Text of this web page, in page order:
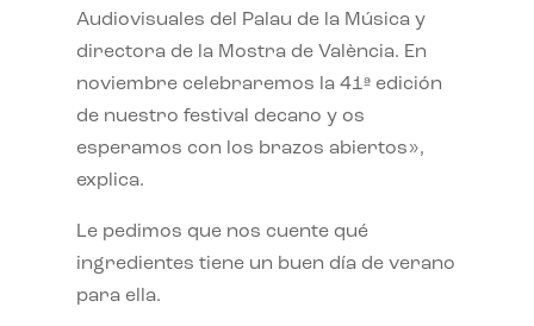
Audiovisuales del Palau de la Música y
directora de la Mostra de València. En
noviembre celebraremos la 41ª edición
de nuestro festival decano y os
esperamos con los brazos abiertos»,
explica.
Le pedimos que nos cuente qué
ingredientes tiene un buen día de verano
para ella.